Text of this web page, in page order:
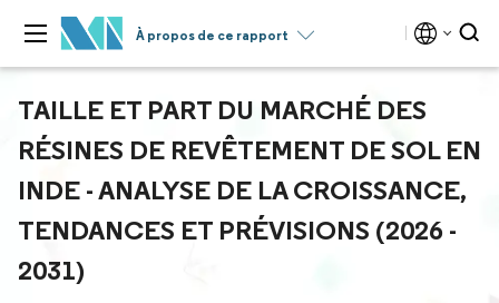
À propos de ce rapport
TAILLE ET PART DU MARCHÉ DES
RÉSINES DE REVÊTEMENT DE SOL EN
INDE - ANALYSE DE LA CROISSANCE,
TENDANCES ET PRÉVISIONS (2026 -
2031)